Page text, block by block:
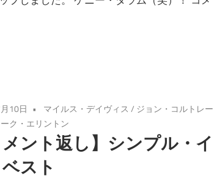
10日 マイルス・デイヴィス / ジョン・コルトレー
ク・エリントン
メント返し】シンプル・イ
スト